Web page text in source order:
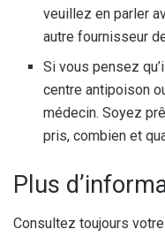
veuillez en parler
autre fournisseur
Si vous pensez
centre antipoison
médecin. Soyez
pris, combien et
Plus
Consultez toujours